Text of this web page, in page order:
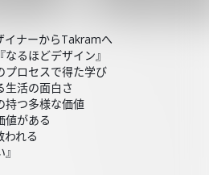
ナーからTakramへ
るほどデザイン』
ロセスで得た学び
活の面白さ
つ多様な価値
がある
れる